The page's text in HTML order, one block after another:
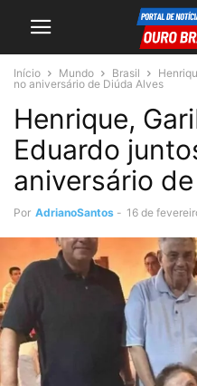
Início Mundo Brasil
no aniversário de Diúda Alves
Henrique,
Eduardo
aniversário
Por AdrianoSantos - 16 de